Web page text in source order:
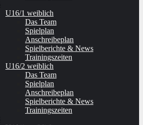
U16/1 weiblich
Das Team
Spielplan
Anschreibeplan
Spielberichte & News
Trainingszeiten
U16/2 weiblich
Das Team
Spielplan
Anschreibeplan
Spielberichte & News
Trainingszeiten